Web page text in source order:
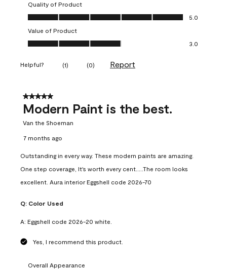
Quality of Product
Quality of Product, 5.0 out of 5
5.0
Value of Product
Value of Product, 3.0 out of 5
3.0
Helpful? (1) (0) Report
5 out of 5 stars.
Modern Paint is the best.
Van the Shoeman
7 months ago
Outstanding in every way. These modern paints are amazing.
One step coverage, It's worth every cent.....The room looks
excellent. Aura interior Eggshell code 2026-70
Q: Color Used
A: Eggshell code 2026-20 white.
Yes, I recommend this product.
Overall Appearance